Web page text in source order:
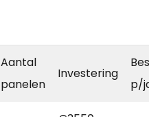
Aantal
panelen
Investering
p/